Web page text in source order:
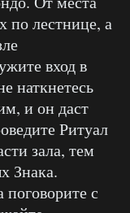
по лестнице, а
вход в
наткнетесь
и он даст
Ритуал
зала, тем
Знака.
с